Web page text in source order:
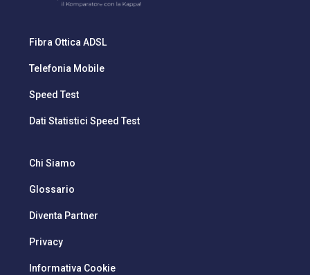
Fibra Ottica ADSL
Telefonia Mobile
Speed Test
Dati Statistici Speed Test
Chi Siamo
Glossario
Diventa Partner
Privacy
Informativa Cookie